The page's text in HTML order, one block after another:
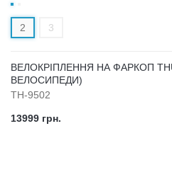
2 3
ВЕЛОКРІПЛЕННЯ НА ФАРКОП
ВЕЛОСИПЕДИ)
TH-9502
13999 грн.